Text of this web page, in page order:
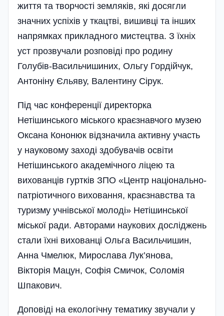
життя та творчості земляків, які досягли
значних успіхів у ткацтві, вишивці та інших
напрямках прикладного мистецтва. З їхніх
уст прозвучали розповіді про родину
Голубів-Васильчишиних, Ольгу Гордійчук,
Антоніну Єльяву, Валентину Сірук.
Під час конференції директорка
Нетішинського міського краєзнавчого музею
Оксана Кононюк відзначила активну участь
у науковому заході здобувачів освіти
Нетішинського академічного ліцею та
вихованців гуртків ЗПО «Центр національно-
патріотичного виховання, краєзнавства та
туризму учнівської молоді» Нетішинської
міської ради. Авторами наукових досліджень
стали їхні вихованці Ольга Васильчишин,
Анна Чмелюк, Мирослава Лук’янова,
Вікторія Мацун, Софія Смичок, Соломія
Шпакович.
Доповіді на екологічну тематику звучали у